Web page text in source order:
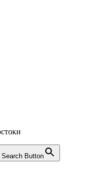
Search Button